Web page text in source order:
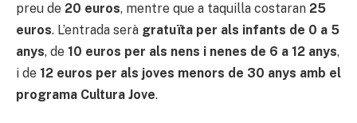
preu de 20 euros, mentre que a taquilla costaran 25
euros. L’entrada serà gratuïta per als infants de 0 a 5
anys, de 10 euros per als nens i nenes de 6 a 12 anys,
i de 12 euros per als joves menors de 30 anys amb el
programa Cultura Jove.